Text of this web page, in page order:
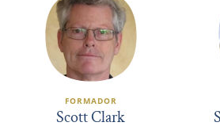
FORMADOR
Scott Clark